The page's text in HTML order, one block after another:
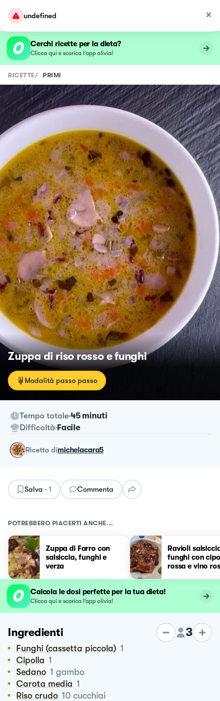
undefined
Cerchi ricette per la dieta?
Clicca qui e scarica l’app olivia!
RICETTE/ PRIMI
Zuppa di riso rosso e funghi
Modalità passo passo
Tempo totale 45 minuti
Difficoltà Facile
ricetta dimichelacara5
Salva · 1 Commenta
POTREBBERO PIACERTI ANCHE...
Zuppa di Farro con
salsiccia, funghi e
verza
Ravioli
funghi con
rossa e vino
Calcola le dosi perfette per la tua dieta!
Clicca qui e scarica l’app olivia!
Ingredienti 3
Funghi (cassetta piccola) 1
Cipolla 1
Sedano 1 gambo
Carota media 1
Riso crudo 10 cucchiai